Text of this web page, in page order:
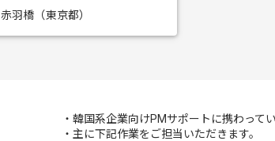
赤羽橋（東京都）
・韓国系企業向けPMサポートに携わって
・主に下記作業をご担当いただきます。